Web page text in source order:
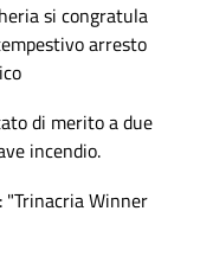
si congratula
arresto
di merito a due
incendio.
Winner